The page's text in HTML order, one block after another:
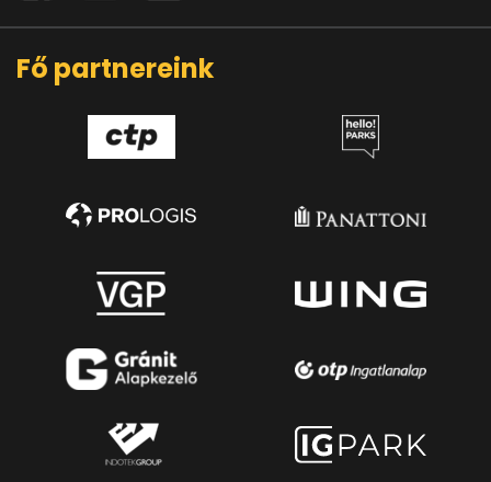
Fő partnereink